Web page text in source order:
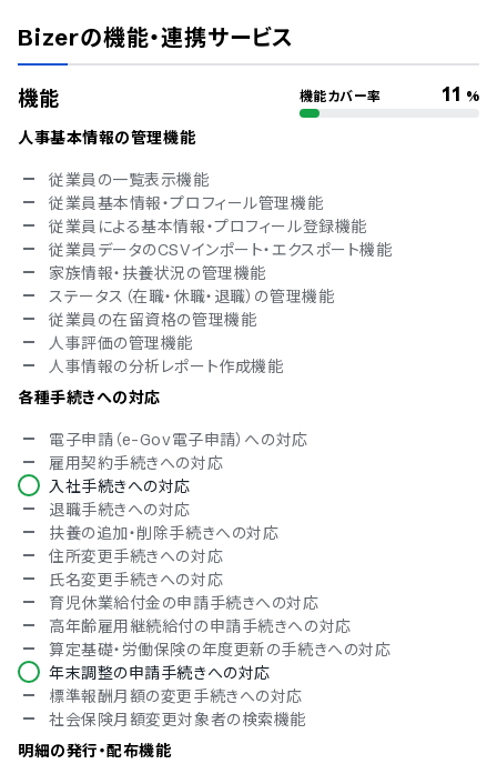
冗長化
通信の暗号化
IP制限
二要素認証・二段階認証
シングルサインオン
対応言語
中国語
英語
韓国語
ベトナム語
Bizerの機能・連携サービス
機能 機能カバー率 11 %
人事基本情報の管理機能
従業員の一覧表示機能
従業員基本情報・プロフィール管理機能
従業員による基本情報・プロフィール登録機能
従業員データのCSVインポート・エクスポート機能
家族情報・扶養状況の管理機能
ステータス（在職・休職・退職）の管理機能
従業員の在留資格の管理機能
人事評価の管理機能
人事情報の分析レポート作成機能
各種手続きへの対応
電子申請（e-Gov電子申請）への対応
雇用契約手続きへの対応
入社手続きへの対応
退職手続きへの対応
扶養の追加・削除手続きへの対応
住所変更手続きへの対応
氏名変更手続きへの対応
育児休業給付金の申請手続きへの対応
高年齢雇用継続給付の申請手続きへの対応
算定基礎・労働保険の年度更新の手続きへの対応
年末調整の申請手続きへの対応
標準報酬月額の変更手続きへの対応
社会保険月額変更対象者の検索機能
明細の発行・配布機能